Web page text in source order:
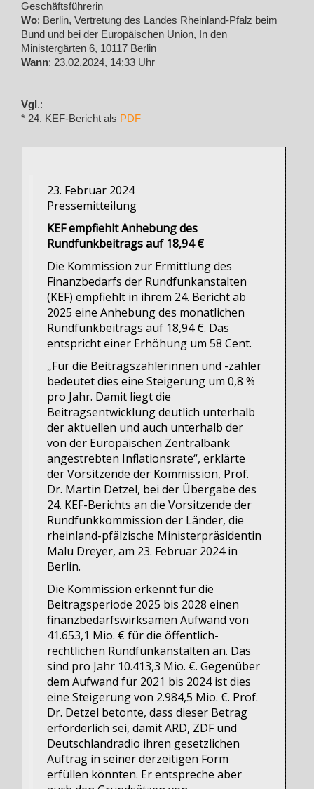
Geschäftsführerin
Wo: Berlin, Vertretung des Landes Rheinland-Pfalz beim
Bund und bei der Europäischen Union, In den
Ministergärten 6, 10117 Berlin
Wann: 23.02.2024, 14:33 Uhr
Vgl .:
* 24. KEF-Bericht als PDF
23. Februar 2024
Pressemitteilung
KEF empfiehlt Anhebung des
Rundfunkbeitrags auf 18,94 €
Die Kommission zur Ermittlung des
Finanzbedarfs der Rundfunkanstalten
(KEF) empfiehlt in ihrem 24. Bericht ab
2025 eine Anhebung des monatlichen
Rundfunkbeitrags auf 18,94 €. Das
entspricht einer Erhöhung um 58 Cent.
„Für die Beitragszahlerinnen und -zahler
bedeutet dies eine Steigerung um 0,8 %
pro Jahr. Damit liegt die
Beitragsentwicklung deutlich unterhalb
der aktuellen und auch unterhalb der
von der Europäischen Zentralbank
angestrebten Inflationsrate“, erklärte
der Vorsitzende der Kommission, Prof.
Dr. Martin Detzel, bei der Übergabe des
24. KEF-Berichts an die Vorsitzende der
Rundfunkkommission der Länder, die
rheinland-pfälzische Ministerpräsidentin
Malu Dreyer, am 23. Februar 2024 in
Berlin.
Die Kommission erkennt für die
Beitragsperiode 2025 bis 2028 einen
finanzbedarfswirksamen Aufwand von
41.653,1 Mio. € für die öffentlich-
rechtlichen Rundfunkanstalten an. Das
sind pro Jahr 10.413,3 Mio. €. Gegenüber
dem Aufwand für 2021 bis 2024 ist dies
eine Steigerung von 2.984,5 Mio. €. Prof.
Dr. Detzel betonte, dass dieser Betrag
erforderlich sei, damit ARD, ZDF und
Deutschlandradio ihren gesetzlichen
Auftrag in seiner derzeitigen Form
erfüllen könnten. Er entspreche aber